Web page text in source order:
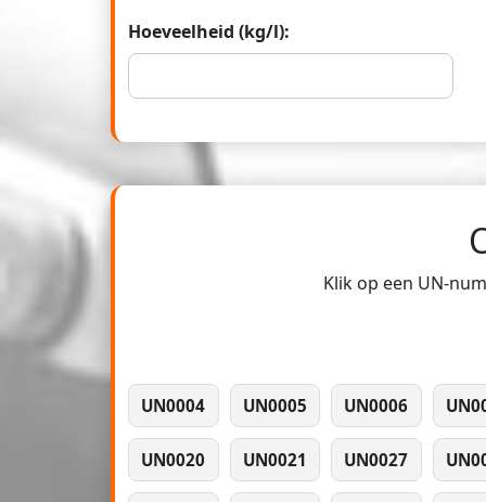
Hoeveelheid (kg/l):
Klik op een UN-
UN0004 UN0005 UN0006
UN0020 UN0021 UN0027